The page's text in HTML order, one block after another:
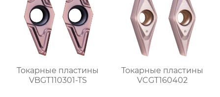
Токарные пластины
VBGT110301-TS
Токарные пластины
VCGT160402